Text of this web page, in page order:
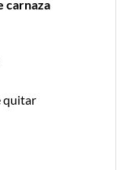
carnaza
quitar